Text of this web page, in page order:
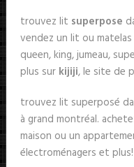
trouvez lit superpose
vendez un lit ou
queen, king, jumeau,
plus sur kijiji, le site de
trouvez lit superposé
à grand montréal.
maison ou un
électroménagers et plus!